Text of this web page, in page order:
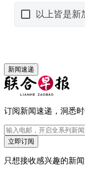
新闻速递
订阅新闻速递，洞悉时
立即订阅
只想接收感兴趣的新